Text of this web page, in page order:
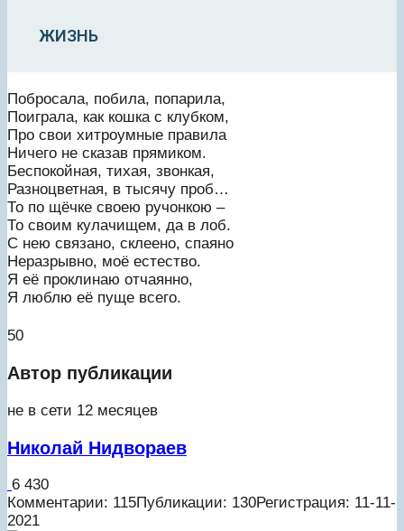
ЖИЗНЬ
Побросала, побила, попарила,
Поиграла, как кошка с клубком,
Про свои хитроумные правила
Ничего не сказав прямиком.
Беспокойная, тихая, звонкая,
Разноцветная, в тысячу проб…
То по щёчке своею ручонкою –
То своим кулачищем, да в лоб.
С нею связано, склеено, спаяно
Неразрывно, моё естество.
Я её проклинаю отчаянно,
Я люблю её пуще всего.
50
Автор публикации
не в сети 12 месяцев
Николай Нидвораев
6 430
Комментарии: 115Публикации: 130Регистрация: 11-11-
2021